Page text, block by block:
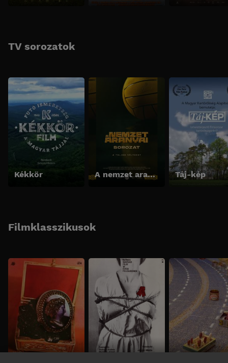
TV sorozatok
Kékkör A nemzet aranyai sorozat - A teljes változat Táj-kép
Filmklasszikusok